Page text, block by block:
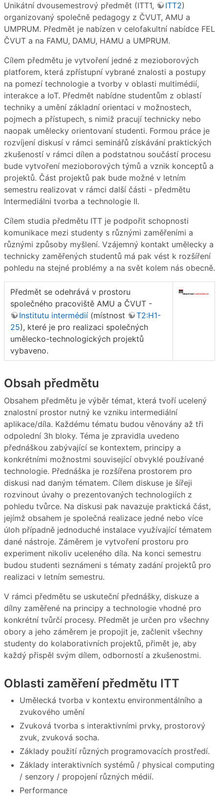
Unikátní dvousemestrový předmět (ITT1, ITT2)
organizovaný společně pedagogy z ČVUT, AMU a
UMPRUM. Předmět je nabízen v celofakultní nabídce FEL
ČVUT a na FAMU, DAMU, HAMU a UMPRUM.
Cílem předmětu je vytvoření jedné z mezioborových
platforem, která zpřístupní vybrané znalosti a postupy
na pomezí technologie a tvorby v oblasti multimédií,
interakce a IoT. Předmět nabídne studentům z oblastí
techniky a umění základní orientaci v možnostech,
pojmech a přístupech, s nimiž pracují technicky nebo
naopak umělecky orientovaní studenti. Formou práce je
rozvíjení diskusí v rámci seminářů získávání praktických
zkušeností v rámci dílen a podstatnou součástí procesu
bude vytvoření mezioborových týmů a vznik konceptů a
projektů. Část projektů pak bude možné v letním
semestru realizovat v rámci další části - předmětu
Intermediálni tvorba a technologie II.
Cílem studia předmětu ITT je podpořit schopnosti
komunikace mezi studenty s různými zaměřeními a
různými způsoby myšlení. Vzájemný kontakt umělecky a
technicky zaměřených studentů má pak vést k rozšíření
pohledu na stejné problémy a na svět kolem nás obecně.
Předmět se odehrává v prostoru
společného pracoviště AMU a ČVUT -
Institutu intermédií (místnost
T2:H1-
25), které je pro realizaci společných
umělecko-technologických projektů
vybaveno.
Obsah předmětu
Obsahem předmětu je výběr témat, která tvoří ucelený
znalostní prostor nutný ke vzniku intermediální
aplikace/díla. Každému tématu budou věnovány až tři
odpolední 3h bloky. Téma je zpravidla uvedeno
přednáškou zabývající se kontextem, principy a
konkrétními možnostmi související obvyklé používané
technologie. Přednáška je rozšířena prostorem pro
diskusi nad daným tématem. Cílem diskuse je šířeji
rozvinout úvahy o prezentovaných technologiích z
pohledu tvůrce. Na diskusi pak navazuje praktická část,
jejímž obsahem je společná realizace jedné nebo více
úloh případně jednoduché instalace využívající tématem
dané nástroje. Záměrem je vytvoření prostoru pro
experiment nikoliv uceleného díla. Na konci semestru
budou studenti seznámeni s tématy zadání projektů pro
realizaci v letním semestru.
V rámci předmětu se uskuteční přednášky, diskuze a
dílny zaměřené na principy a technologie vhodné pro
konkrétní tvůrčí procesy. Předmět je určen pro všechny
obory a jeho záměrem je propojit je, začlenit všechny
studenty do kolaborativních projektů, přimět je, aby
každý přispěl svým dílem, odborností a zkušenostmi.
Oblasti zaměření předmětu ITT
Umělecká tvorba v kontextu environmentálního a
zvukového umění
Zvuková tvorba s interaktivními prvky, prostorový
zvuk, zvuková socha.
Základy použití různých programovacích prostředí.
Základy interaktivních systémů / physical computing
/ senzory / propojení různých médií.
Performance